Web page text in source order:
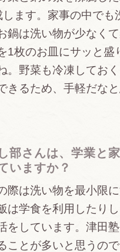
ます。家事の中でも
鍋は洗い物が少なく
1枚のお皿にサッと盛
。野菜も冷凍しておく
きるため、手軽だな
部さんは、学業と
いますか？
際は洗い物を最小限
は学食を利用したりし
をしています。津田
ことが多いと思うの